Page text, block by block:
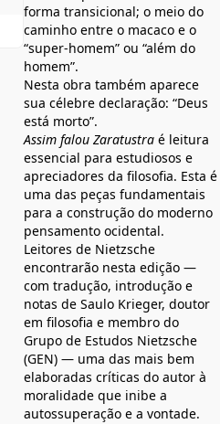
forma transicional; o meio do
caminho entre o macaco e o
“super-homem” ou “além do
homem”.
Nesta obra também aparece
sua célebre declaração: “Deus
está morto”.
Assim falou Zaratustra é leitura
essencial para estudiosos e
apreciadores da filosofia. Esta é
uma das peças fundamentais
para a construção do moderno
pensamento ocidental.
Leitores de Nietzsche
encontrarão nesta edição ―
com tradução, introdução e
notas de Saulo Krieger, doutor
em filosofia e membro do
Grupo de Estudos Nietzsche
(GEN) ― uma das mais bem
elaboradas críticas do autor à
moralidade que inibe a
autossuperação e a vontade.